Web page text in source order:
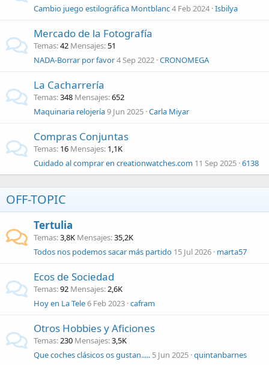
Cambio juego estilográfica Montblanc4 Feb 2024 Isbilya
Mercado de la Fotografía
Temas 42 Mensajes 51
NADA-Borrar por favor4 Sep 2022 CRONOMEGA
La Cacharrería
Temas 348 Mensajes 652
Maquinaria relojería9 Jun 2025 Carla Miyar
Compras Conjuntas
Temas 16 Mensajes 1,1K
Cuidado al comprar en creationwatches.com 11 Sep 2025 6138
OFF-TOPIC
Tertulia
Temas 3,8K Mensajes 35,2K
Todos nos podemos sacar más partido 15 Jul 2026 marta57
Ecos de Sociedad
Temas 92 Mensajes 2,6K
Hoy en La Tele6 Feb 2023 cafram
Otros Hobbies y Aficiones
Temas 230 Mensajes 3,5K
Que coches clásicos os gustan..... 5 Jun 2025 quintanbarnes